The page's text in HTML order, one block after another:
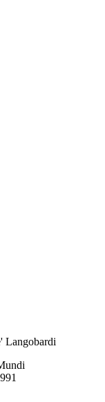
Langobardi